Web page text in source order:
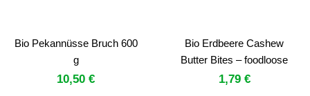
Bio Pekannüsse Bruch 600
g
10,50 €
Bio Erdbeere Cashew
Butter Bites – foodloose
1,79 €